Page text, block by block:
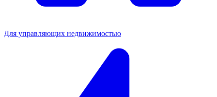
Для управляющих недвижимостью